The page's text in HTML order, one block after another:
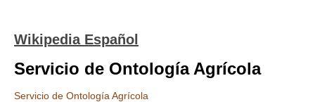
Wikipedia Español
Servicio de Ontología Agrícola
Servicio de Ontología Agrícola